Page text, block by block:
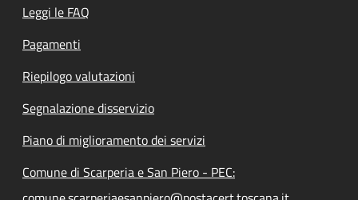
Leggi le FAQ
Pagamenti
Riepilogo valutazioni
Segnalazione disservizio
Piano di miglioramento dei servizi
Comune di Scarperia e San Piero - PEC: